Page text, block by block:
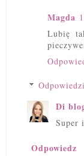
Magda
Lubię
Odpowiedzi
Di
Super
Odpowiedz